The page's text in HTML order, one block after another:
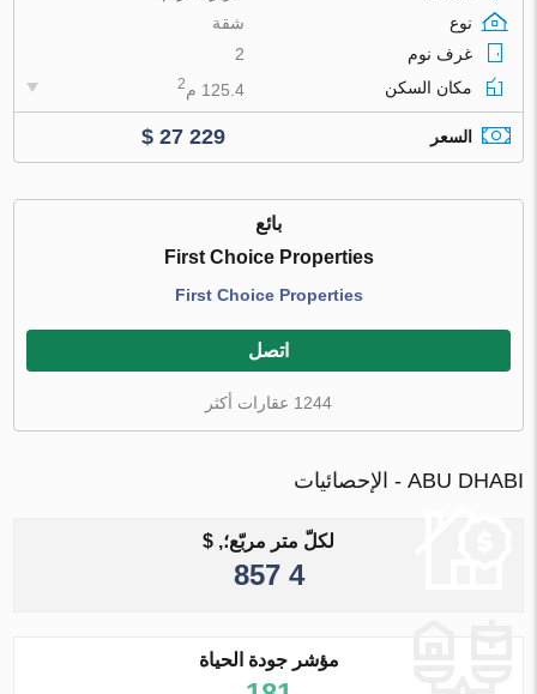
نوع
شقة
غرف نوم
2
مكان السكن
125.4 م 2
السعر $ 27 229
بائع
First Choice Properties
First Choice Properties
اتصل
1244 عقارات أكثر
ABU DHABI - الإحصائيات
لكلّ متر مربّع؛, $
4 857
مؤشر جودة الحياة